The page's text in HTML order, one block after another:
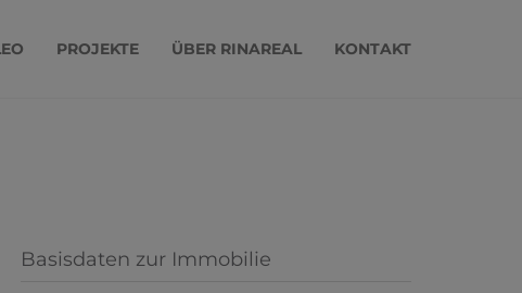
PROJEKTE ÜBER RINAREAL KONTAKT
Basisdaten zur Immobilie